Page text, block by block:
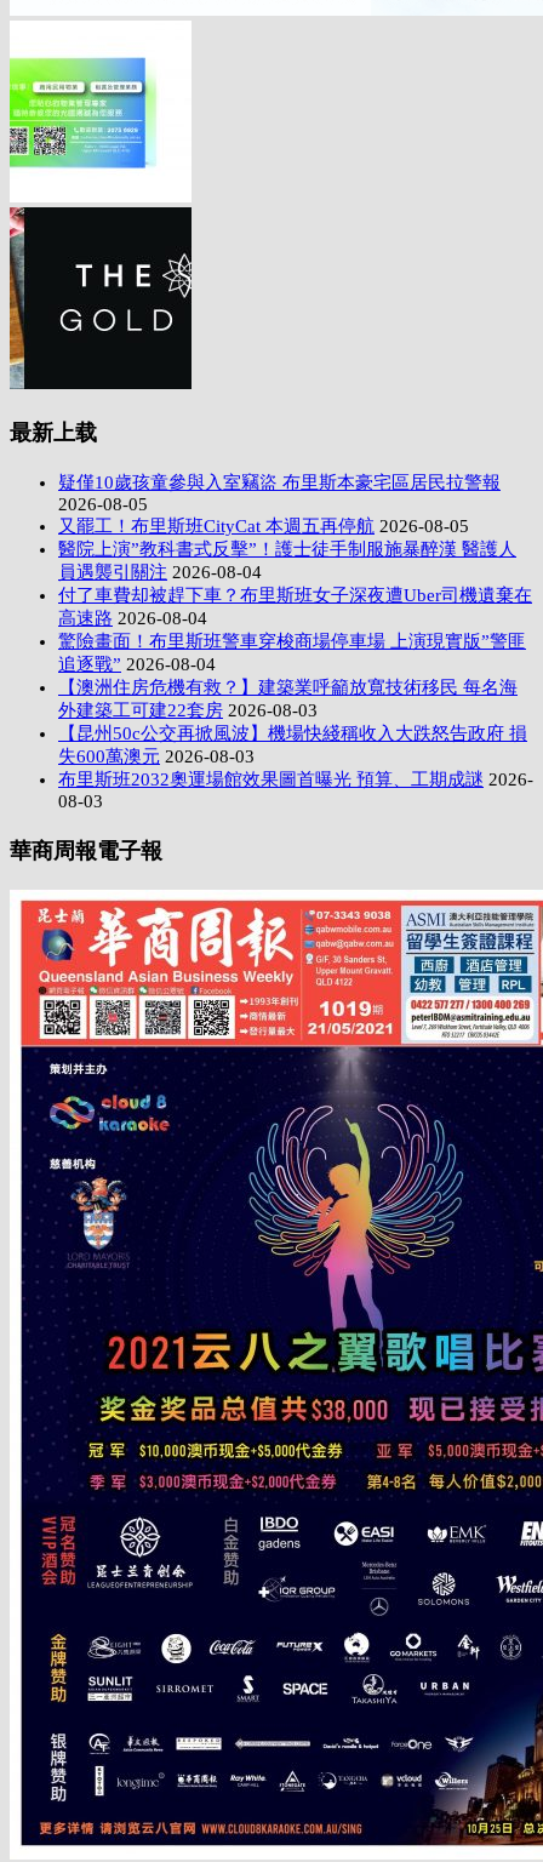
最新上载
疑僅10歲孩童參與入室竊盜 布里斯本豪宅區居民拉警報
2026-08-05
又罷工！布里斯班CityCat 本週五再停航 2026-08-05
醫院上演”教科書式反擊”！護士徒手制服施暴醉漢 醫護人
員遇襲引關注 2026-08-04
付了車費却被趕下車？布里斯班女子深夜遭Uber司機遺棄在
高速路 2026-08-04
驚險畫面！布里斯班警車穿梭商場停車場 上演現實版”警匪
追逐戰” 2026-08-04
【澳洲住房危機有救？】建築業呼籲放寬技術移民 每名海
外建築工可建22套房 2026-08-03
【昆州50c公交再掀風波】機場快綫稱收入大跌怒告政府 損
失600萬澳元 2026-08-03
布里斯班2032奧運場館效果圖首曝光 預算、工期成謎 2026-
08-03
華商周報電子報